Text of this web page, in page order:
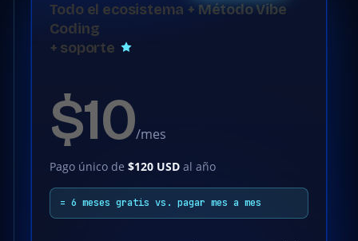
Todo el ecosistema + Método Vibe
Coding
+ soporte
$10/mes
Pago único de $120 USDal año
= 6 meses gratis vs. pagar mes a mes